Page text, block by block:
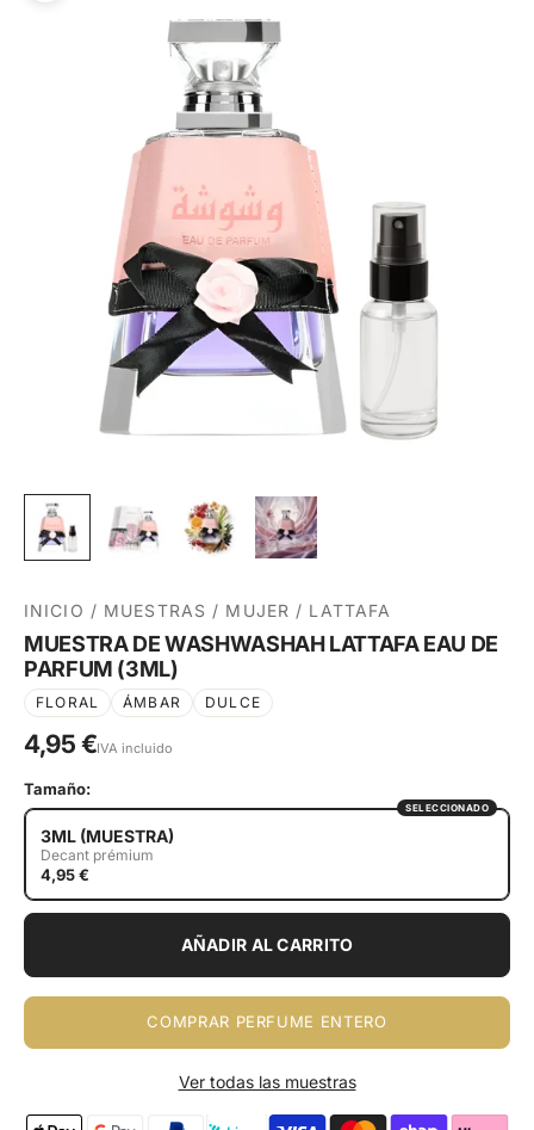
INICIO / MUESTRAS / MUJER / LATTAFA
MUESTRA DE WASHWASHAH LATTAFA EAU DE
PARFUM (3ML)
FLORAL ÁMBAR DULCE
4,95 €IVA incluido
Tamaño:
SELECCIONADO
3ML (MUESTRA)
Decant prémium
4,95 €
AÑADIR AL CARRITO
COMPRAR PERFUME ENTERO
Ver todas las muestras